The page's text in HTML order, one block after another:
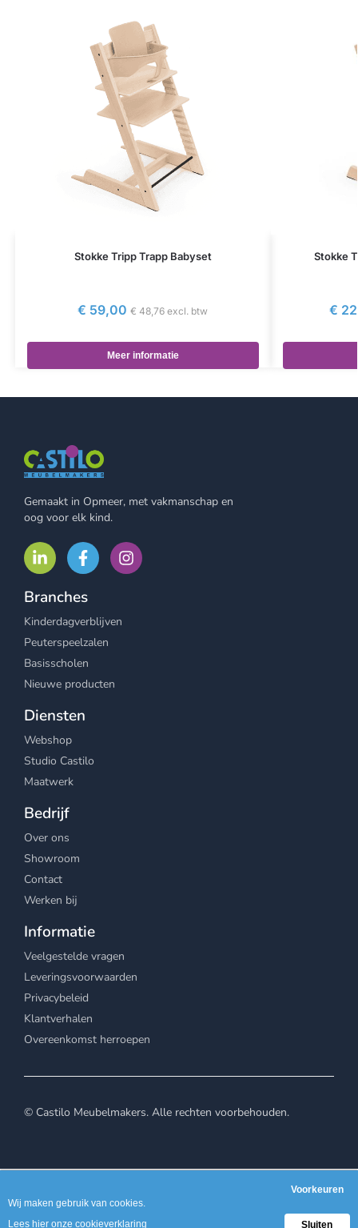
Stokke Tripp Trapp Babyset
€ 59,00 € 48,76 excl. btw
Meer informatie
Stokke
€
Gemaakt in Opmeer, met vakmanschap en
oog voor elk kind.
Branches
Kinderdagverblijven
Peuterspeelzalen
Basisscholen
Nieuwe producten
Diensten
Webshop
Studio Castilo
Maatwerk
Bedrijf
Over ons
Showroom
Contact
Werken bij
Informatie
Veelgestelde vragen
Leveringsvoorwaarden
Privacybeleid
Klantverhalen
Overeenkomst herroepen
© Castilo Meubelmakers. Alle rechten voorbehouden.